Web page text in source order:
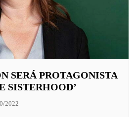
SERÁ PROTAGONISTA
SISTERHOOD’
2022